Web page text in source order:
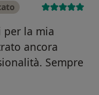
per la mia
ancora
Sempre